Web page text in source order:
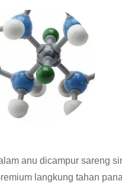
anu dicampur sareng
langkung tahan